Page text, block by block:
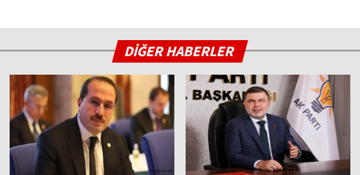
DİĞER HABERLER